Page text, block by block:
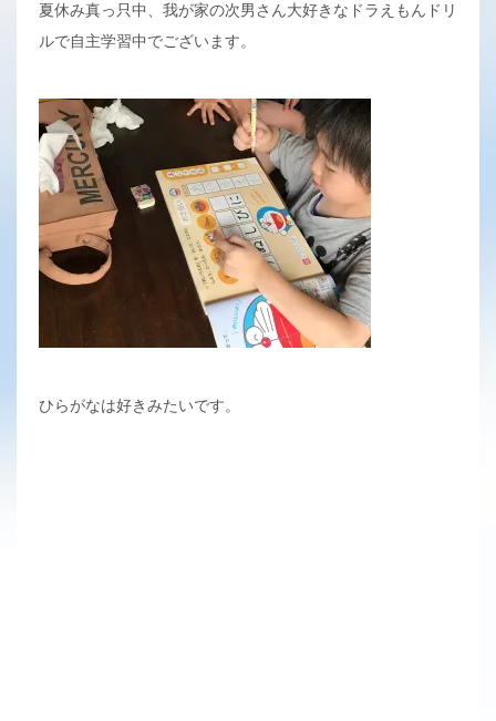
夏休み真っ只中、我が家の次男さん大好きなドラえもんドリ
ルで自主学習中でございます。
ひらがなは好きみたいです。